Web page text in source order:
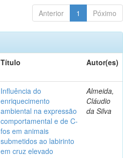
Anterior 1 Póximo
Título Autor(es)
Influência do
enriquecimento
ambiental na expressão
comportamental e de C-
fos em animais
submetidos ao labirinto
em cruz elevado
Almeida,
Cláudio
da Silva